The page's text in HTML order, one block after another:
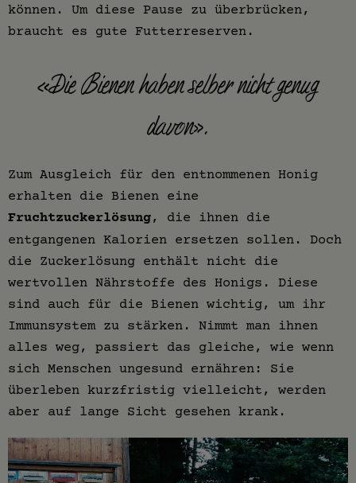
können. Um diese Pause zu überbrücken,
braucht es gute Futterreserven.
«Die Bienen haben selber nicht genug
davon».
Zum Ausgleich für den entnommenen Honig
erhalten die Bienen eine
Fruchtzuckerlösung, die ihnen die
entgangenen Kalorien ersetzen sollen. Doch
die Zuckerlösung enthält nicht die
wertvollen Nährstoffe des Honigs. Diese
sind auch für die Bienen wichtig, um ihr
Immunsystem zu stärken. Nimmt man ihnen
alles weg, passiert das gleiche, wie wenn
sich Menschen ungesund ernähren: Sie
überleben kurzfristig vielleicht, werden
aber auf lange Sicht gesehen krank.